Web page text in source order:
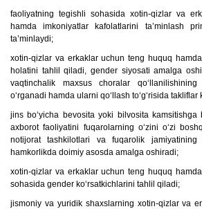
faoliyatning tegishli sohasida xotin-qizlar va
hamda imkoniyatlar kafolatlarini ta’minlash
ta’minlaydi;
xotin-qizlar va erkaklar uchun teng huquq
holatini tahlil qiladi, gender siyosati amalga
vaqtinchalik maxsus choralar
o‘rganadi hamda ularni qo‘llash to‘g‘risida takliflar
jins bo‘yicha bevosita yoki bilvosita kamsitishga
axborot faoliyatini fuqarolarning o‘zini o‘zi
notijorat tashkilotlari va fuqarolik
hamkorlikda doimiy asosda amalga oshiradi;
xotin-qizlar va erkaklar uchun teng huquq
sohasida gender ko‘rsatkichlarini tahlil qiladi;
jismoniy va yuridik shaxslarning xotin-qizlar va